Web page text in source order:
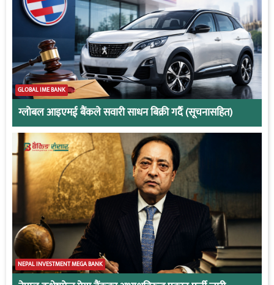
GLOBAL IME BANK
ग्लोबल आइएमई बैंकले सवारी साधन बिक्री गर्दै (सूचनासहित)
NEPAL INVESTMENT MEGA BANK